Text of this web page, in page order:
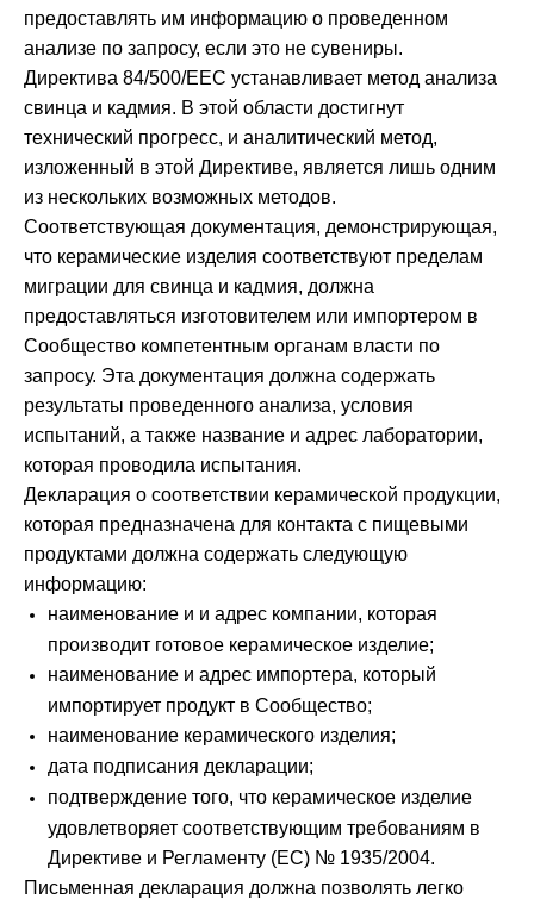
предоставлять им информацию о проведенном
анализе по запросу, если это не сувениры.
Директива 84/500/EEC устанавливает метод анализа
свинца и кадмия. В этой области достигнут
технический прогресс, и аналитический метод,
изложенный в этой Директиве, является лишь одним
из нескольких возможных методов.
Соответствующая документация, демонстрирующая,
что керамические изделия соответствуют пределам
миграции для свинца и кадмия, должна
предоставляться изготовителем или импортером в
Сообщество компетентным органам власти по
запросу. Эта документация должна содержать
результаты проведенного анализа, условия
испытаний, а также название и адрес лаборатории,
которая проводила испытания.
Декларация о соответствии керамической продукции,
которая предназначена для контакта с пищевыми
продуктами должна содержать следующую
информацию:
наименование и и адрес компании, которая
производит готовое керамическое изделие;
наименование и адрес импортера, который
импортирует продукт в Сообщество;
наименование керамического изделия;
дата подписания декларации;
подтверждение того, что керамическое изделие
удовлетворяет соответствующим требованиям в
Директиве и Регламенту (ЕС) № 1935/2004.
Письменная декларация должна позволять легко